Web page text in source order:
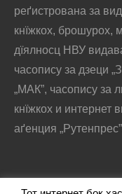
реґистрована за
кнїжкох, брошурох,
дїялносц НВУ
часопису за дзеци
„МАК”, часопису за
кнїжкох и интернет
аґенция